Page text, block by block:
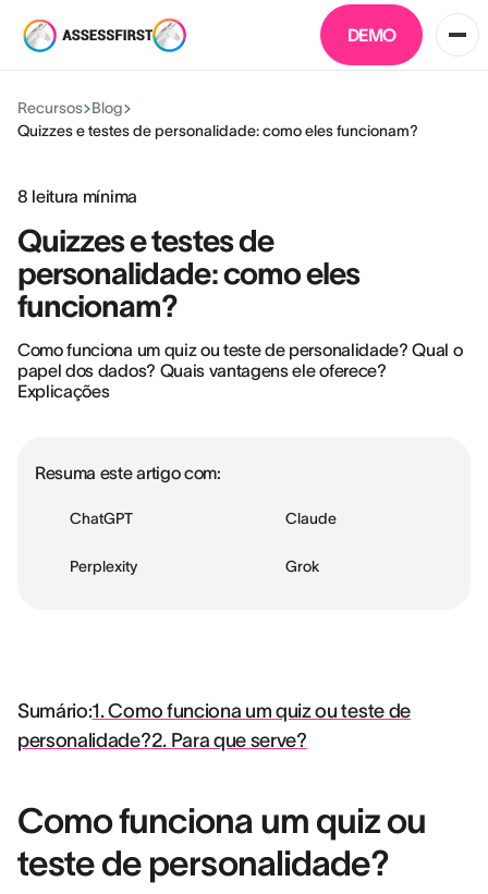
DEMO
Recursos Blog
Quizzes e testes de personalidade: como eles funcionam?
8 leitura mínima
Quizzes e testes de
personalidade: como eles
funcionam?
Como funciona um quiz ou teste de personalidade? Qual o
papel dos dados? Quais vantagens ele oferece?
Explicações
Resuma este artigo com:
ChatGPT Claude
Perplexity Grok
Sumário:1. Como funciona um quiz ou teste de
personalidade?2. Para que serve?
Como funciona um quiz ou
teste de personalidade?